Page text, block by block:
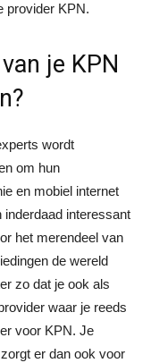
provider KPN.
je KPN
wordt
om hun
en mobiel internet
inderdaad interessant
het merendeel van
de wereld
zo dat je ook als
waar je reeds
voor KPN. Je
er dan ook voor